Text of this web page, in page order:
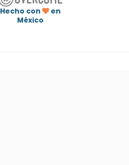
Hecho con
en
México